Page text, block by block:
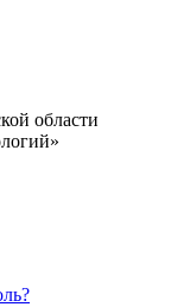
области